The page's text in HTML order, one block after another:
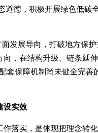
德，积极开展绿色低碳
发展导向，打破地方保
，在结构升级、链条延
保障机制尚未健全完善
设实效
落实，是体现把理念转